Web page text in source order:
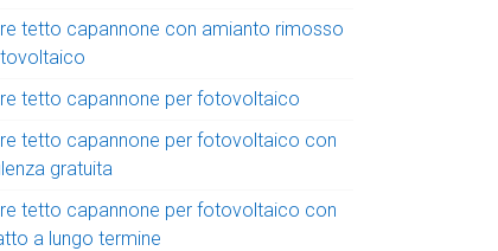
tetto capannone con amianto rimosso
tetto capannone per fotovoltaico
tetto capannone per fotovoltaico con
gratuita
tetto capannone per fotovoltaico con
a lungo termine